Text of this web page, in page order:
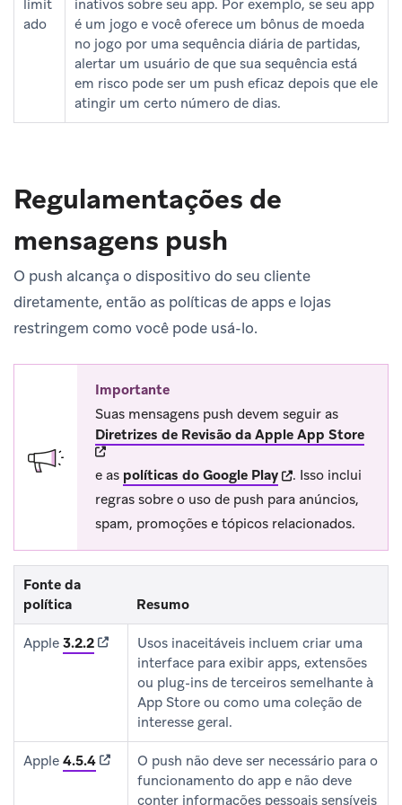
limit
ado
inativos sobre seu app. Por exemplo, se seu app
é um jogo e você oferece um bônus de moeda
no jogo por uma sequência diária de partidas,
alertar um usuário de que sua sequência está
em risco pode ser um push eficaz depois que ele
atingir um certo número de dias.
Regulamentações de
mensagens push
O push alcança o dispositivo do seu cliente
diretamente, então as políticas de apps e lojas
restringem como você pode usá-lo.
Importante
Suas mensagens push devem seguir as
Diretrizes de Revisão da Apple App Store
e as políticas do Google Play(opens in new tab)
. Isso inclui
regras sobre o uso de push para anúncios,
spam, promoções e tópicos relacionados.
Fonte da
política
Resumo
Apple 3.2.2(opens in new tab)
Usos inaceitáveis incluem criar uma
interface para exibir apps, extensões
ou plug-ins de terceiros semelhante à
App Store ou como uma coleção de
interesse geral.
Apple 4.5.4(opens in new tab)
O push não deve ser necessário para o
funcionamento do app e não deve
conter informações pessoais sensíveis